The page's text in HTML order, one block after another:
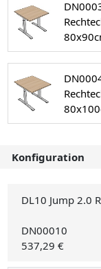
Konfiguration
DL10 Jump 2.0
DN00010
537,29 €